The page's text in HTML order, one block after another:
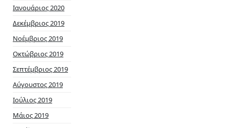
Ιανουάριος 2020
Δεκέμβριος 2019
Νοέμβριος 2019
Οκτώβριος 2019
Σεπτέμβριος 2019
Αύγουστος 2019
Ιούλιος 2019
Μάιος 2019